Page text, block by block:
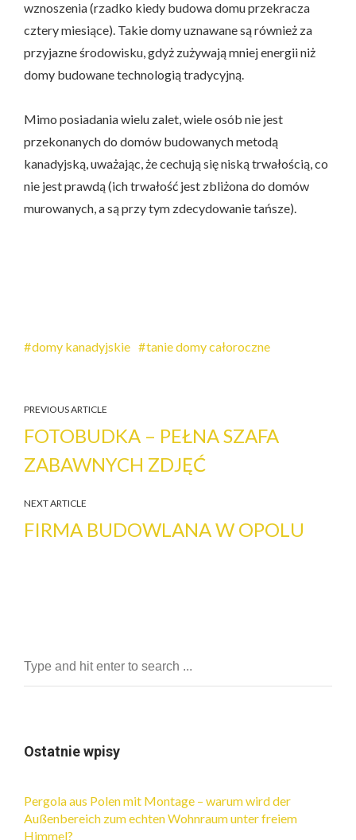
wznoszenia (rzadko kiedy budowa domu przekracza
cztery miesiące). Takie domy uznawane są również za
przyjazne środowisku, gdyż zużywają mniej energii niż
domy budowane technologią tradycyjną.
Mimo posiadania wielu zalet, wiele osób nie jest
przekonanych do domów budowanych metodą
kanadyjską, uważając, że cechują się niską trwałością, co
nie jest prawdą (ich trwałość jest zbliżona do domów
murowanych, a są przy tym zdecydowanie tańsze).
domy kanadyjskie tanie domy całoroczne
PREVIOUS ARTICLE
FOTOBUDKA – PEŁNA SZAFA
ZABAWNYCH ZDJĘĆ
NEXT ARTICLE
FIRMA BUDOWLANA W OPOLU
Ostatnie wpisy
Pergola aus Polen mit Montage – warum wird der
Außenbereich zum echten Wohnraum unter freiem
Himmel?